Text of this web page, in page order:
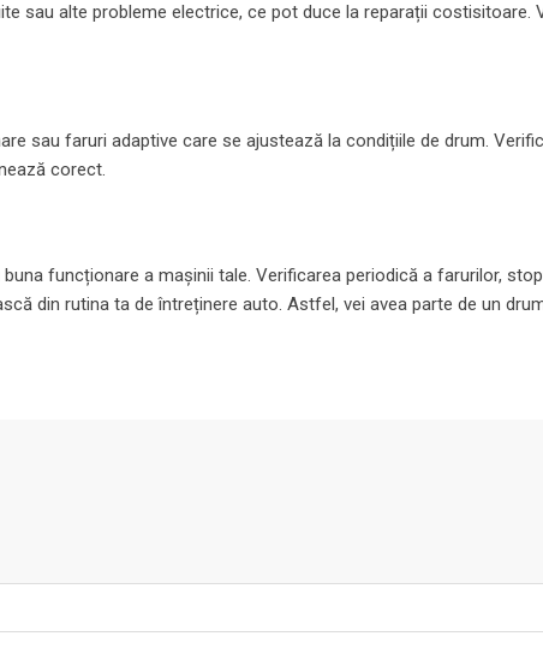
sau alte probleme electrice, ce pot duce la reparații costisitoare.
sau faruri adaptive care se ajustează la condițiile de drum.
corect.
funcționare a mașinii tale. Verificarea periodică a farurilor,
din rutina ta de întreținere auto. Astfel, vei avea parte de un